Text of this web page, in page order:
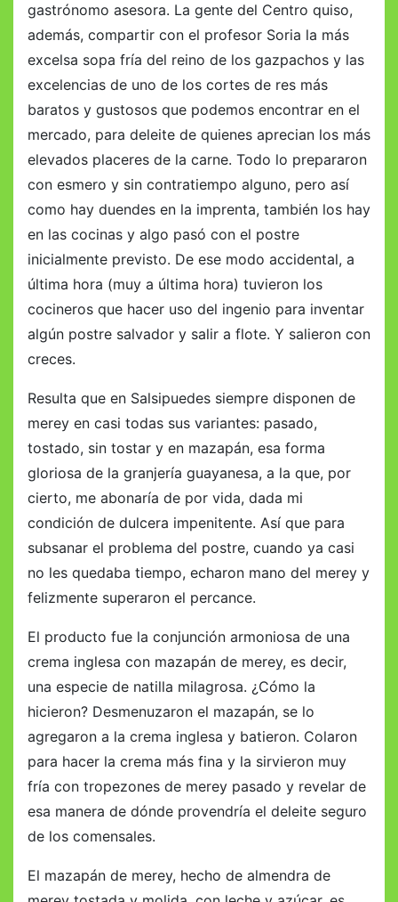
gastrónomo asesora. La gente del Centro quiso,
además, compartir con el profesor Soria la más
excelsa sopa fría del reino de los gazpachos y las
excelencias de uno de los cortes de res más
baratos y gustosos que podemos encontrar en el
mercado, para deleite de quienes aprecian los más
elevados placeres de la carne. Todo lo prepararon
con esmero y sin contratiempo alguno, pero así
como hay duendes en la imprenta, también los hay
en las cocinas y algo pasó con el postre
inicialmente previsto. De ese modo accidental, a
última hora (muy a última hora) tuvieron los
cocineros que hacer uso del ingenio para inventar
algún postre salvador y salir a flote. Y salieron con
creces.
Resulta que en Salsipuedes siempre disponen de
merey en casi todas sus variantes: pasado,
tostado, sin tostar y en mazapán, esa forma
gloriosa de la granjería guayanesa, a la que, por
cierto, me abonaría de por vida, dada mi
condición de dulcera impenitente. Así que para
subsanar el problema del postre, cuando ya casi
no les quedaba tiempo, echaron mano del merey y
felizmente superaron el percance.
El producto fue la conjunción armoniosa de una
crema inglesa con mazapán de merey, es decir,
una especie de natilla milagrosa. ¿Cómo la
hicieron? Desmenuzaron el mazapán, se lo
agregaron a la crema inglesa y batieron. Colaron
para hacer la crema más fina y la sirvieron muy
fría con tropezones de merey pasado y revelar de
esa manera de dónde provendría el deleite seguro
de los comensales.
El mazapán de merey, hecho de almendra de